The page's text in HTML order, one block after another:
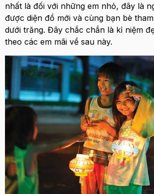
nhất là đối với những em nhỏ, đây là
được diện đồ mới và cùng bạn bè
dưới trăng. Đây chắc chắn là kỉ niệm
theo các em mãi về sau này.